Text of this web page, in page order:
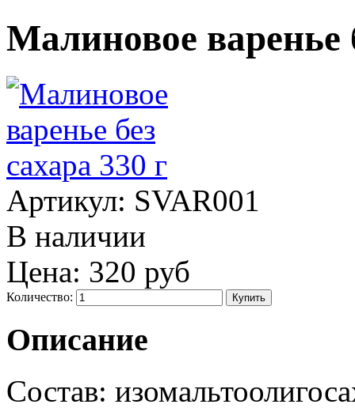
Малиновое варенье
Артикул: SVAR001
В наличии
Цена: 320 руб
Количество:
Описание
Состав: